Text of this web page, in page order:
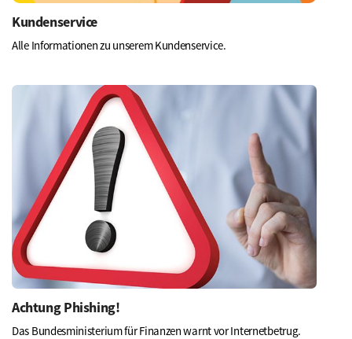
Kundenservice
Alle Informationen zu unserem Kundenservice.
Achtung Phishing!
Das Bundesministerium für Finanzen warnt vor Internetbetrug.
Mehr